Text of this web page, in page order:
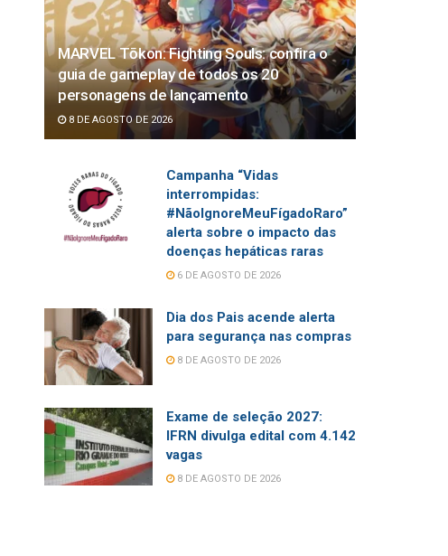
MARVEL Tōkon: Fighting Souls: confira o
guia de gameplay de todos os 20
personagens de lançamento
8 DE AGOSTO DE 2026
Campanha “Vidas
interrompidas:
#NãoIgnoreMeuFígadoRaro”
alerta sobre o impacto das
doenças hepáticas raras
6 DE AGOSTO DE 2026
Dia dos Pais acende alerta
para segurança nas compras
8 DE AGOSTO DE 2026
Exame de seleção 2027:
IFRN divulga edital com 4.142
vagas
8 DE AGOSTO DE 2026